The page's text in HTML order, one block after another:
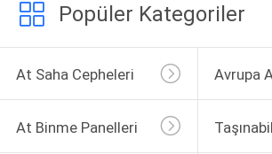
Popüler Kategoriler
At Saha Cepheleri Avrupa
At Binme Panelleri